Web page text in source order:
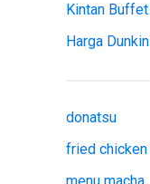
Kintan
Harga
donatsu
fried